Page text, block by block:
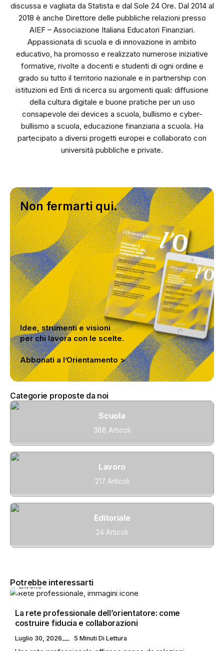
discussa e vagliata da Statista e dal Sole 24 Ore. Dal 2014 al
2018 è anche Direttore delle pubbliche relazioni presso
AIEF – Associazione Italiana Educatori Finanziari.
Appassionata di scuola e di innovazione in ambito
educativo, ha promosso e realizzato numerose iniziative
formative, rivolte a docenti e studenti di ogni ordine e
grado su tutto il territorio nazionale e in partnership con
istituzioni ed Enti di ricerca su argomenti quali: diffusione
della cultura digitale e buone pratiche per un uso
consapevole dei devices a scuola, bullismo e cyber-
bullismo a scuola, educazione finanziaria a scuola. Ha
partecipato a diversi progetti europei e collaborato con
università pubbliche e private.
Non fermarti qui.
Idee, strumenti e visioni
per chi lavora con le scelte.
Abbonati a l’Orientamento >
Categorie proposte da noi
Scuola
388 Articoli
Lavoro
217 Articoli
Editoriale
24 Articoli
Potrebbe interessarti
LAVORO
La rete professionale dell’orientatore: come
costruire fiducia e collaborazioni
Luglio 30, 2026 5 Minuti Di Lettura